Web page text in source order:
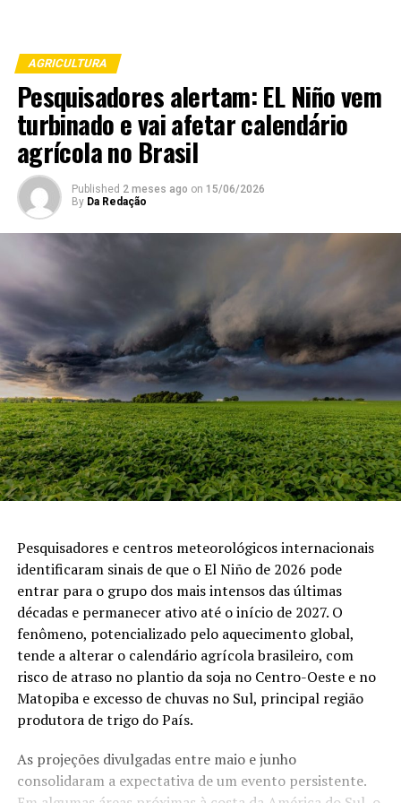
AGRICULTURA
Pesquisadores alertam: EL Niño vem
turbinado e vai afetar calendário
agrícola no Brasil
Published 2 meses ago on 15/06/2026
By Da Redação
Pesquisadores e centros meteorológicos internacionais
identificaram sinais de que o El Niño de 2026 pode
entrar para o grupo dos mais intensos das últimas
décadas e permanecer ativo até o início de 2027. O
fenômeno, potencializado pelo aquecimento global,
tende a alterar o calendário agrícola brasileiro, com
risco de atraso no plantio da soja no Centro-Oeste e no
Matopiba e excesso de chuvas no Sul, principal região
produtora de trigo do País.
As projeções divulgadas entre maio e junho
consolidaram a expectativa de um evento persistente.